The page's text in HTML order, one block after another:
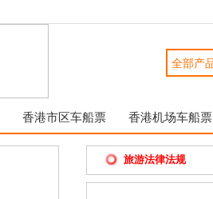
香港市区车船票 香港机场车船票
旅游法律法规